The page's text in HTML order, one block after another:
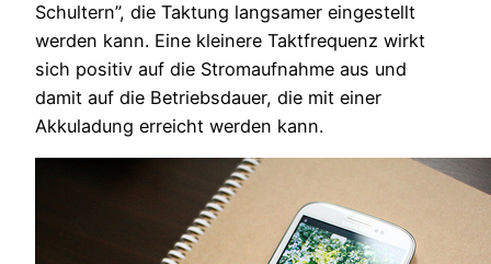
Schultern”, die Taktung langsamer eingestellt
werden kann. Eine kleinere Taktfrequenz wirkt
sich positiv auf die Stromaufnahme aus und
damit auf die Betriebsdauer, die mit einer
Akkuladung erreicht werden kann.